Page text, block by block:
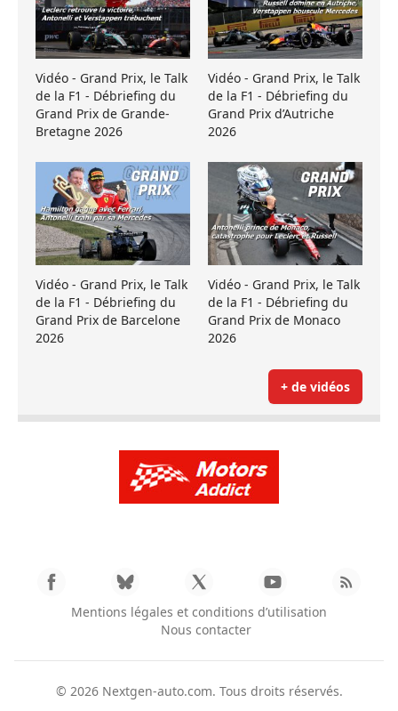
Vidéo - Grand Prix, le Talk
de la F1 - Débriefing du
Grand Prix de Grande-
Bretagne 2026
Vidéo - Grand Prix, le Talk
de la F1 - Débriefing du
Grand Prix d’Autriche
2026
Vidéo - Grand Prix, le Talk
de la F1 - Débriefing du
Grand Prix de Barcelone
2026
Vidéo - Grand Prix, le Talk
de la F1 - Débriefing du
Grand Prix de Monaco
2026
+ de vidéos
Mentions légales et conditions d’utilisation
Nous contacter
© 2026 Nextgen-auto.com. Tous droits réservés.